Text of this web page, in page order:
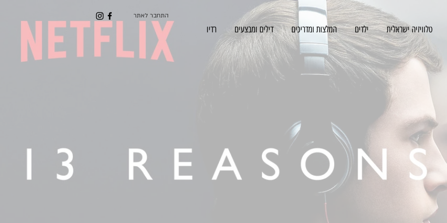
התחבר לאתר
טלוויזיה ישראלית ילדים המלצות ומדריכים דילים ומבצעים רדיו